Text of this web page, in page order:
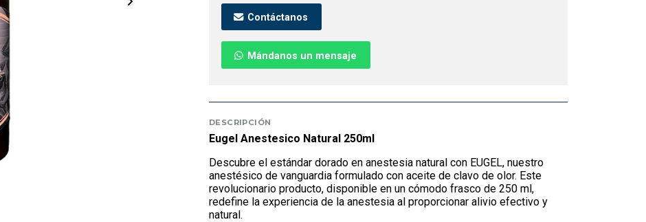
Contáctanos
Mándanos un mensaje
DESCRIPCIÓN
Eugel Anestesico Natural 250ml
Descubre el estándar dorado en anestesia natural con EUGEL, nuestro
anestésico de vanguardia formulado con aceite de clavo de olor. Este
revolucionario producto, disponible en un cómodo frasco de 250 ml,
redefine la experiencia de la anestesia al proporcionar alivio efectivo y
natural.